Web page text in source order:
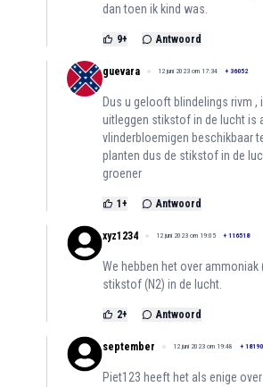
dan toen ik kind was.
9+ Antwoord
guevara 12 juni 2023 om 17:34 + 36052
Dus u gelooft blindelings rivm ,
uitleggen stikstof in de lucht is
vlinderbloemigen beschikbaar
planten dus de stikstof in de
groener
1 + Antwoord
xyz1234 12 juni 2023 om 19:05 + 116518
We hebben het over ammoniak
stikstof (N2) in de lucht.
2+ Antwoord
september 12 juni 2023 om 19:48 + 18190
Piet123 heeft het als enige